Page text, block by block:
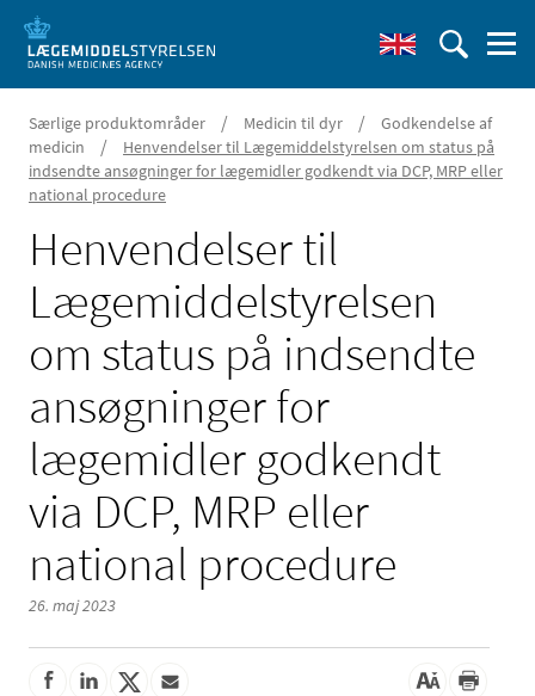
Særlige produktområder / Medicin til dyr /
Godkendelse af
medicin
/
Henvendelser til Lægemiddelstyrelsen om status på
indsendte ansøgninger for lægemidler godkendt via DCP, MRP eller
national procedure
Henvendelser til
Lægemiddelstyrelsen
om status på indsendte
ansøgninger for
lægemidler godkendt
via DCP, MRP eller
national procedure
26. maj 2023